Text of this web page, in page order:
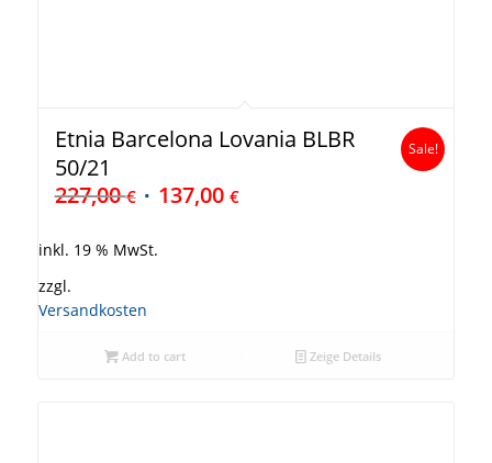
Etnia Barcelona Lovania BLBR
50/21
227,00€ 137,00 €
Sale!
inkl. 19 % MwSt.
zzgl.
Versandkosten
Add to cart Zeige Details